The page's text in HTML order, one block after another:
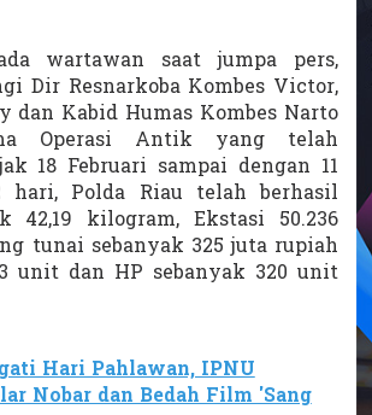
wartawan saat jumpa pers,
Dir Resnarkoba Kombes Victor,
dan Kabid Humas Kombes Narto
Operasi Antik yang telah
18 Februari sampai dengan 11
hari, Polda Riau telah berhasil
42,19 kilogram, Ekstasi 50.236
tunai sebanyak 325 juta rupiah
unit dan HP sebanyak 320 unit
Hari Pahlawan, IPNU
Nobar dan Bedah Film 'Sang